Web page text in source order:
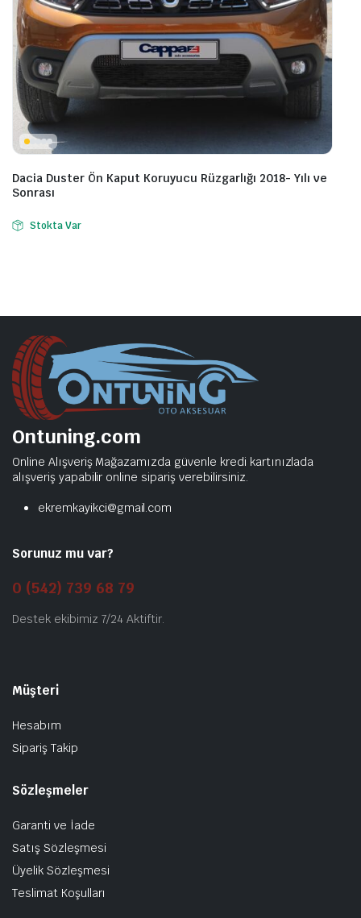
Dacia Duster Ön Kaput Koruyucu Rüzgarlığı 2018- Yılı ve
Sonrası
Stokta Var
Ontuning.com
Online Alışveriş Mağazamızda güvenle kredi kartınızlada
alışveriş yapabilir online sipariş verebilirsiniz.
ekremkayikci@gmail.com
Sorunuz mu var?
0 (542) 739 68 79
Destek ekibimiz 7/24 Aktiftir.
Müşteri
Hesabım
Sipariş Takip
Sözleşmeler
Garanti ve İade
Satış Sözleşmesi
Üyelik Sözleşmesi
Teslimat Koşulları